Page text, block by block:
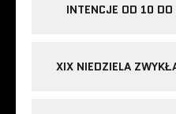
INTENCJE OD 10
XIX NIEDZIELA